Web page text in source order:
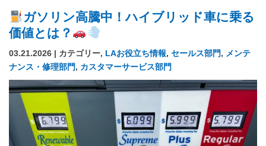
ガソリン高騰中！ハイブリッド車に乗る
価値とは？
03.21.2026 | カテゴリー, LAお役立ち情報, セールス部門, メンテ
ナンス・修理部門, カスタマーサービス部門